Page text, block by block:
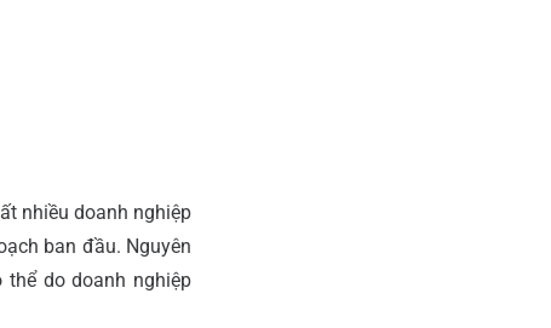
nhiều doanh nghiệp
ban đầu. Nguyên
do doanh nghiệp